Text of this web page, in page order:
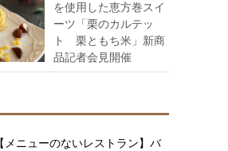
を使用した恵方巻スイ
ーツ「栗のカルテッ
ト 栗ともち米」新商
品記者会見開催
【メニューのないレストラン】バ